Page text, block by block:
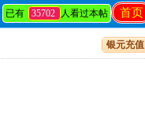
首页
已有 35702 人看过本帖
银元充值